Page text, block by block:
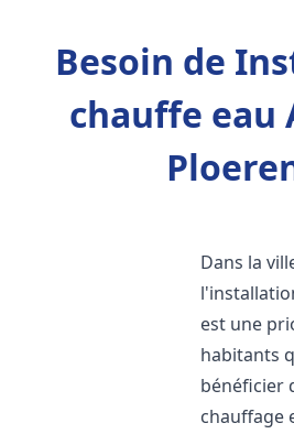
Besoin de
chauffe eau
Dans la
est une
habitants
bénéficier
chauffage